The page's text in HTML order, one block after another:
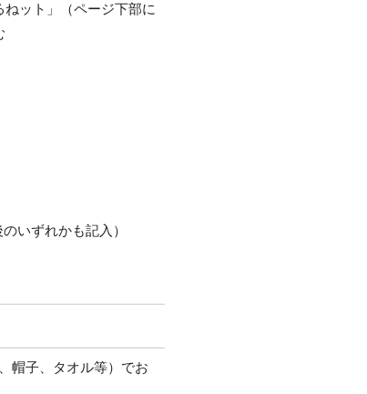
ット」（ページ下部に
いずれかも記入）
帽子、タオル等）でお